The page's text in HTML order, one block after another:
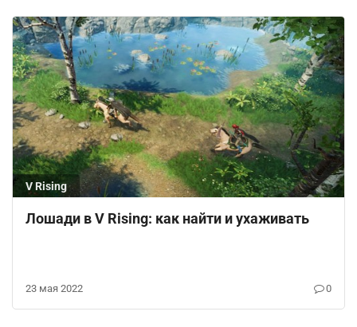
V Rising
Лошади в V Rising: как найти и ухаживать
23 мая 2022 0